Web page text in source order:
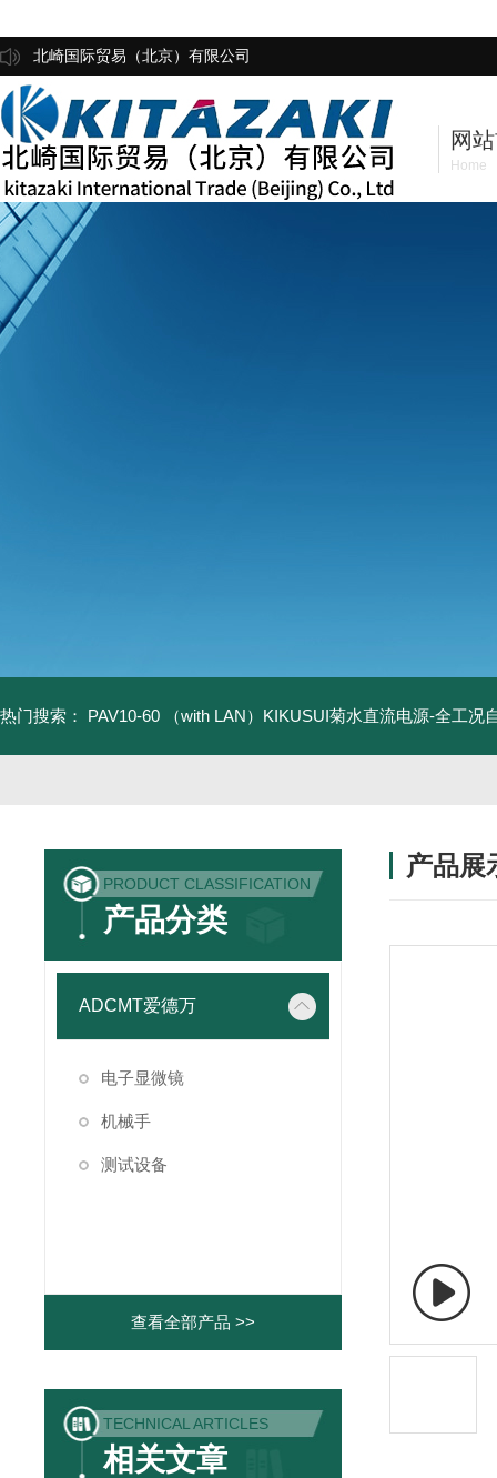
北崎国际贸易（北京）有限公司
网
Home
热门搜索： PAV10-60 （with LAN）KIKUSUI菊水直流电源-全工况
PRODUCT CLASSIFICATION
产品分类
ADCMT爱德万
电子显微镜
机械手
测试设备
查看全部产品 >>
TECHNICAL ARTICLES
相关文章
产品展